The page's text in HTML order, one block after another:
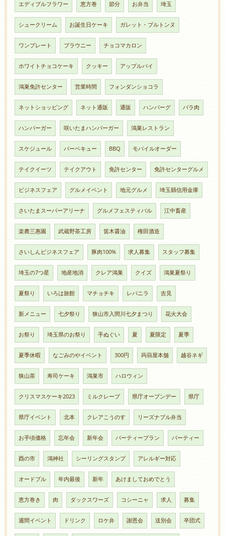
エディブルフラワー 恵方巻 節分 お弁当 埼玉
シュークリーム お誕生日ケーキ ガレット・ブルトンヌ
ワンプレート ブラウニー チョコマカロン
ホワイトチョコケーキ クッキー アップルパイ
鴻巣免許センター 営業時間 フォンダンショコラ
ネットショッピング ネット通販 通販 ハンバーグ バラ肉
ハンバーガー 咲いたまハンバーガー 鴻巣レストラン
スケジュール バーベキュー BBQ モバイルオーダー
テイクイーツ テイクアウト 免許センター 免許センターグルメ
ビジネスフェア グルメイベント 地元グルメ 埼玉縣信用金庫
さいたまスーパーアリーナ グルメフェスティバル 江中畜産
楽農三惠園 武蔵野茶工房 笛木醤油 権田酒造
さいしんビジネスフェア 豚肉100% 求人募集 スタッフ募集
埼玉の7つ星 地産地消 クレア鴻巣 クイズ 鴻巣夏祭り
夏祭り いろは旅館 マチョチキ レバニラ 吉見
新メニュー 七夕祭り 狭山市入間川七夕まつり 花火大会
お祭り 埼玉県のお祭り 手ぬぐい 夏 夏限定 夏季
夏季休暇 なごみのやイベント 300円 蒟蒻屋本舗 越谷ネギ
狭山茶 寿司ケーキ 鴻巣市 ハロウィン
クリスマスケーキ2023 ミルクレープ 県庁オープンデー 県庁
県庁イベント 北本 クレアこうのす リーズナブル弁当
お手頃価格 忘年会 新年会 パーティープラン パーティー
酉の市 鴻神社 シーリングスタンプ アレルギー対応
オードブル 年内最後 新年 あけましておめでとう
恵方巻き 肉 ダックスワーズ コシーニャ 求人 募集
週間イベント ドリンク ロケ弁 謝恩会 送別会 卒団式